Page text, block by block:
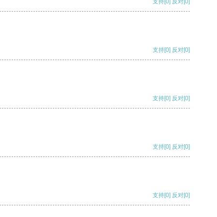
支持[0] 反对[0]
支持[0] 反对[0]
支持[0] 反对[0]
支持[0] 反对[0]
支持[0] 反对[0]